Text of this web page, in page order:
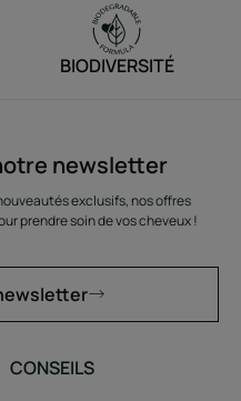
BIODIVERSITÉ
newsletter
exclusifs, nos offres
prendre soin de vos cheveux !
CONSEILS